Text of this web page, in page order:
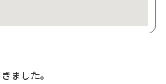
ました。